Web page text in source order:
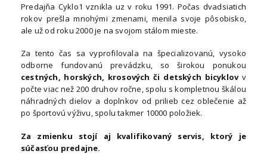
Predajňa Cyklo1 vznikla uz v roku 1991. Počas dvadsiatich
rokov prešla mnohými zmenami, menila svoje pôsobisko,
ale už od roku 2000 je na svojom stálom mieste.
Za tento čas sa vyprofilovala na špecializovanú, vysoko
odborne fundovanú prevádzku, so širokou ponukou
cestných, horských, krosových či detských bicyklovv
počte viac než 200 druhov ročne, spolu s kompletnou škálou
náhradných dielov a doplnkov od prilieb cez oblečenie až
po športovú výživu, spolu takmer 10000 položiek.
Za zmienku stojí aj kvalifikovaný servis, ktorý je
súčasťou predajne.